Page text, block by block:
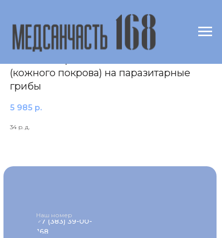
Микроскопическое исследование и
(кожного покрова) на паразитарные
грибы
5 985 р.
34 р. д.
+7 (383) 39-00-
168
Наш номер